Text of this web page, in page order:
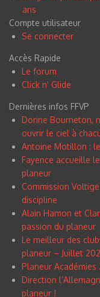
ans
Compte utilisateur
Se connecter
Accès Rapide
Le forum
Click n' Glide
Dernières infos FFVP
Dorine Bourneton,
ouvrir le ciel à
Antoine Motillon :
Fayence accueille
planeur
Commission
discipline
Alain Hamon et
passion du planeur
Le meilleur des
planeur – Juillet
Planeur
Direction
planeur !